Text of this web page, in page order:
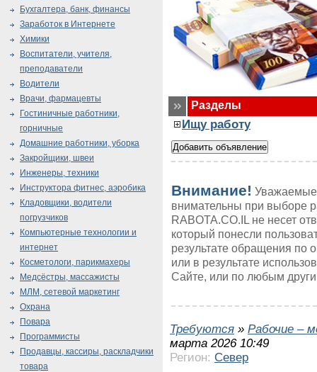
Разделы
Ищу работу
Внимание! Уважаемые
внимательны при выборе
RABOTA.CO.IL не несет
который понесли
результате обращения
или в результате
Сайте, или по любым
Требуются » Рабочие –
марта 2026 10:49
Регион: Север
Бухгалтера, банк, финансы
Заработок в Интернете
Химики
Воспитатели, учителя,
преподаватели
Водители
Врачи, фармацевты
Гостиничные работники,
горничные
Домашние работники, уборка
Закройщики, швеи
Инженеры, техники
Инструктора фитнес, аэробика
Кладовщики, водители
погрузчиков
Компьютерные технологии и
интернет
Косметологи, парикмахеры
Медсёстры, массажисты
МЛМ, сетевой маркетинг
Охрана
Повара
Программисты
Продавцы, кассиры, раскладчики
товара